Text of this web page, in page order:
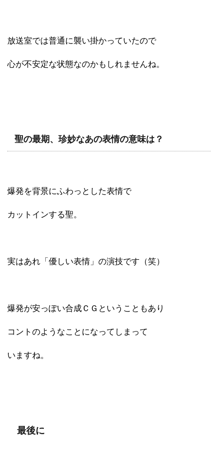
放送室では普通に襲い掛かっていたので
心が不安定な状態なのかもしれませんね。
聖の最期、珍妙なあの表情の意味は？
爆発を背景にふわっとした表情で
カットインする聖。
実はあれ「優しい表情」の演技です（笑）
爆発が安っぽい合成ＣＧということもあり
コントのようなことになってしまって
いますね。
最後に